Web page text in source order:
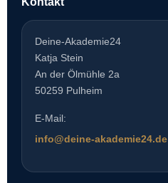
Deine-Akademie24
Katja Stein
An der Ölmühle 2a
50259 Pulheim
E-Mail:
info@deine-akademie24.de